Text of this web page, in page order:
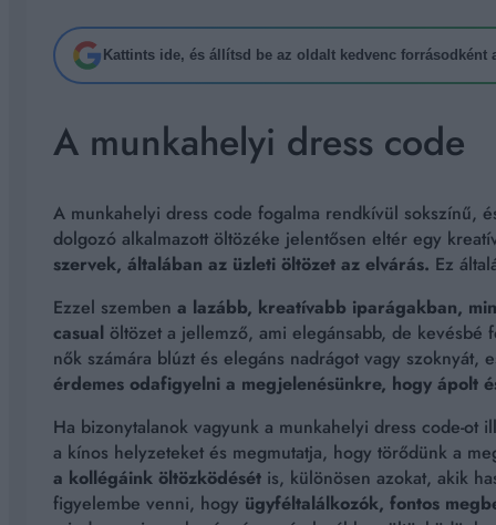
Kattints ide, és állítsd be az oldalt kedvenc forrásodként
A munkahelyi dress code
A munkahelyi dress code fogalma rendkívül sokszínű,
dolgozó alkalmazott öltözéke jelentősen eltér egy
szervek, általában az üzleti öltözet az elvárás. Ez
Ezzel szemben a lazább, kreatívabb iparágakban,
casual öltözet a jellemző, ami elegánsabb, de
nők számára blúzt és elegáns nadrágot vagy
érdemes odafigyelni a megjelenésünkre, hogy ápolt
Ha bizonytalanok vagyunk a munkahelyi dress code-ot
a kínos helyzeteket és megmutatja, hogy törődünk a
a kollégáink öltözködését is, különösen azokat, akik
figyelembe venni, hogy ügyféltalálkozók, fontos